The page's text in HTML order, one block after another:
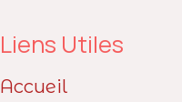
Liens Utiles
Accueil